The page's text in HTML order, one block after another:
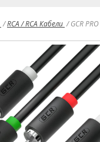
/RCA / RCA Кабели / GCR